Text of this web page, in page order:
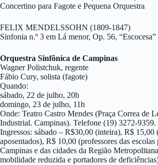
Concertino para Fagote e Pequena Orquestra
FELIX MENDELSSOHN (1809-1847)
Sinfonia n.º 3 em Lá menor, Op. 56, “Escocesa”
Orquestra Sinfônica de Campinas
Wagner Polistchuk, regente
Fábio Cury, solista (fagote)
Quando:
sábado, 22 de julho, 20h
domingo, 23 de julho, 11h
Onde: Teatro Castro Mendes (Praça Correa de
Industrial. Campinas). Telefone (19) 3272-9359.
Ingressos: sábado – R$30,00 (inteira), R$ 15,00
aposentados), R$ 10,00 (professores das
Campinas e das cidades da Região
mobilidade reduzida e portadores de